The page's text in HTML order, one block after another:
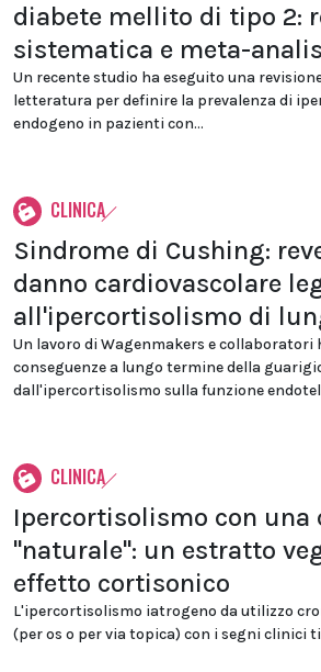
diabete mellito di tipo 2:
sistematica e meta-
Un recente studio ha eseguito una
letteratura per definire la prevalenza di
endogeno in pazienti con...
CLINICA
Sindrome di Cushing:
danno cardiovascolare
all'ipercortisolismo di
Un lavoro di Wagenmakers e collaboratori
conseguenze a lungo termine della
dall'ipercortisolismo sulla funzione
CLINICA
Ipercortisolismo con una
"naturale": un estratto
effetto cortisonico
L'ipercortisolismo iatrogeno da utilizzo
(per os o per via topica) con i segni clinici